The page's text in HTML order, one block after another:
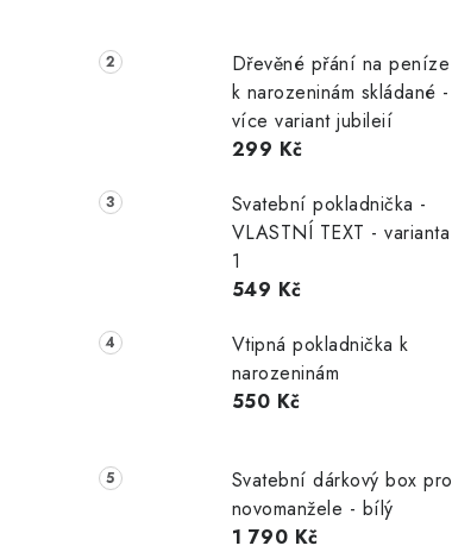
Dřevěné přání na peníze
k narozeninám skládané -
více variant jubileií
299 Kč
Svatební pokladnička -
VLASTNÍ TEXT - varianta
1
549 Kč
Vtipná pokladnička k
narozeninám
550 Kč
Svatební dárkový box pro
novomanžele - bílý
1 790 Kč